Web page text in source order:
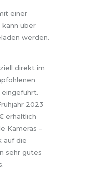
einer
kann über
werden.
direkt im
eingeführt.
2023
erhältlich
Kameras –
auf die
sehr gutes